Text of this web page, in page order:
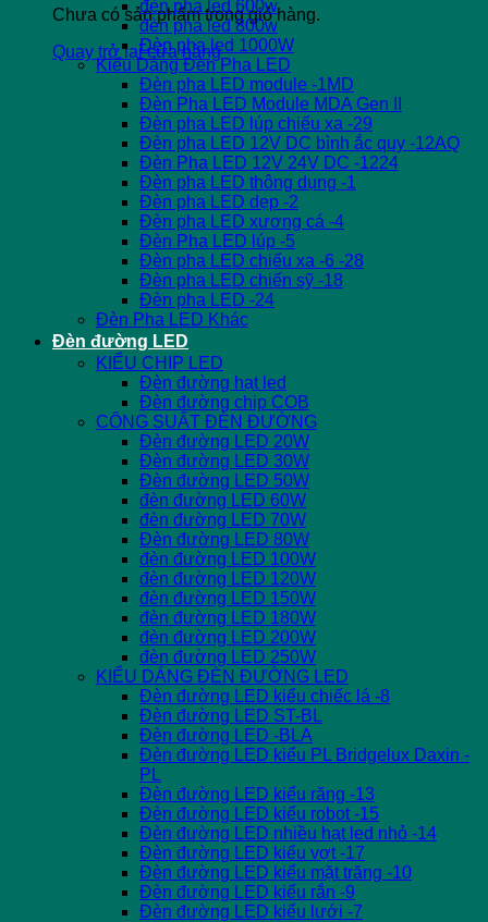
Chưa có sản phẩm trong giỏ hàng.
Quay trở lại cửa hàng
đèn pha led 600w
đèn pha led 800w
Đèn pha led 1000W
Kiểu Dáng Đèn Pha LED
Đèn pha LED module -1MD
Đèn Pha LED Module MDA Gen II
Đèn pha LED lúp chiếu xa -29
Đèn pha LED 12V DC bình ắc quy -12AQ
Đèn Pha LED 12V 24V DC -1224
Đèn pha LED thông dụng -1
Đèn pha LED dẹp -2
Đèn pha LED xương cá -4
Đèn Pha LED lúp -5
Đèn pha LED chiếu xa -6 -28
Đèn pha LED chiến sỹ -18
Đèn pha LED -24
Đèn Pha LED Khác
Đèn đường LED
KIỂU CHIP LED
Đèn đường hạt led
Đèn đường chip COB
CÔNG SUẤT ĐÈN ĐƯỜNG
Đèn đường LED 20W
Đèn đường LED 30W
Đèn đường LED 50W
đèn đường LED 60W
đèn đường LED 70W
Đèn đường LED 80W
đèn đường LED 100W
đèn đường LED 120W
đèn đường LED 150W
đèn đường LED 180W
đèn đường LED 200W
đèn đường LED 250W
KIỂU DÁNG ĐÈN ĐƯỜNG LED
Đèn đường LED kiểu chiếc lá -8
Đèn đường LED ST-BL
Đèn đường LED -BLA
Đèn đường LED kiểu PL Bridgelux Daxin -
PL
Đèn đường LED kiểu răng -13
Đèn đường LED kiểu robot -15
Đèn đường LED nhiều hạt led nhỏ -14
Đèn đường LED kiểu vợt -17
Đèn đường LED kiểu mặt trăng -10
Đèn đường LED kiểu rắn -9
Đèn đường LED kiểu lưới -7